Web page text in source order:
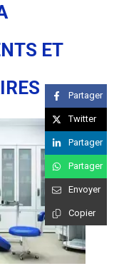
ET
Partager
Twitter
Partager
Partager
Envoyer
Copier